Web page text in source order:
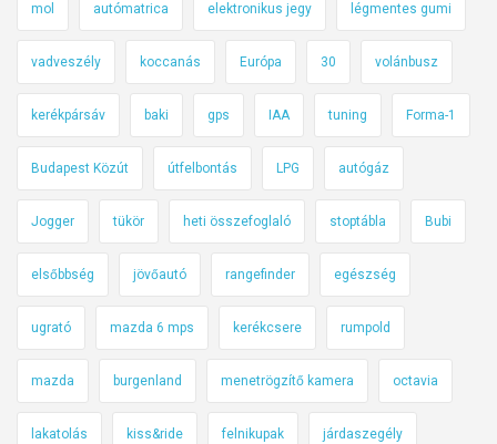
mol autómatrica elektronikus jegy légmentes gumi
vadveszély koccanás Európa 30 volánbusz
kerékpársáv baki gps IAA tuning Forma-1
Budapest Közút útfelbontás LPG autógáz
Jogger tükör heti összefoglaló stoptábla Bubi
elsőbbség jövőautó rangefinder egészség
ugrató mazda 6 mps kerékcsere rumpold
mazda burgenland menetrögzítő kamera octavia
lakatolás kiss&ride felnikupak járdaszegély